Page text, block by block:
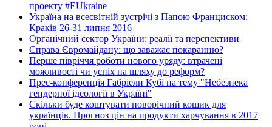
проекту #EUkraine
Україна на всесвітній зустрічі з Папою Франциском:
Краків 26-31 липня 2016
Органічний сектор України: реалії та перспективи
Справа Євромайдану: що заважає покаранню?
Перше півріччя роботи нового уряду: втрачені
можливості чи успіх на шляху до реформ?
Прес-конференція Габріели Кубі на тему "Небезпека
гендерної ідеології в Україні"
Скільки буде коштувати новорічний кошик для
українців. Прогноз цін на продукти харчування в 2017